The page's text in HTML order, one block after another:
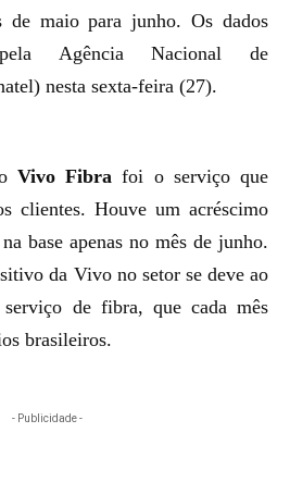
de maio para junho. Os dados
Agência Nacional de
nesta sexta-feira (27).
Vivo Fibra foi o serviço que
clientes. Houve um acréscimo
base apenas no mês de junho.
da Vivo no setor se deve ao
serviço de fibra, que cada mês
brasileiros.
- Publicidade -